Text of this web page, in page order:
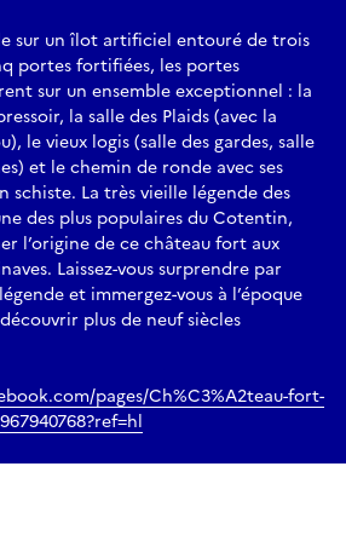
sur un îlot artificiel entouré de trois
portes fortifiées, les portes
sur un ensemble exceptionnel : la
la salle des Plaids (avec la
le vieux logis (salle des gardes, salle
et le chemin de ronde avec ses
schiste. La très vieille légende des
des plus populaires du Cotentin,
l’origine de ce château fort aux
Laissez-vous surprendre par
et immergez-vous à l’époque
plus de neuf siècles
pages/Ch%C3%A2teau-fort-